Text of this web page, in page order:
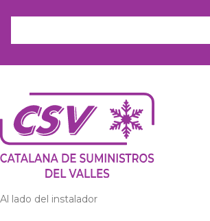
Al lado del instalador